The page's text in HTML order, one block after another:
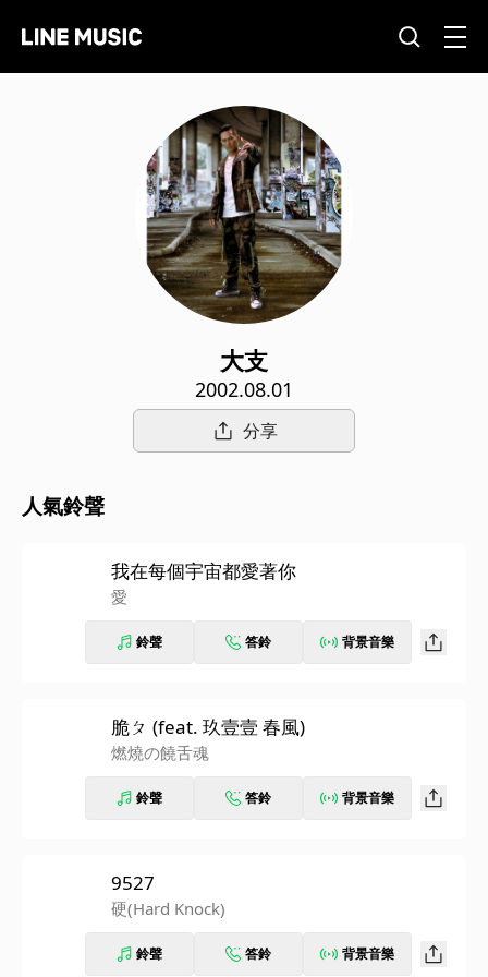
大支
2002.08.01
分享
人氣鈴聲
我在每個宇宙都愛著你
愛
鈴聲 答鈴 背景音樂
脆ㄆ (feat. 玖壹壹 春風)
燃燒の饒舌魂
鈴聲 答鈴 背景音樂
9527
硬(Hard Knock)
鈴聲 答鈴 背景音樂